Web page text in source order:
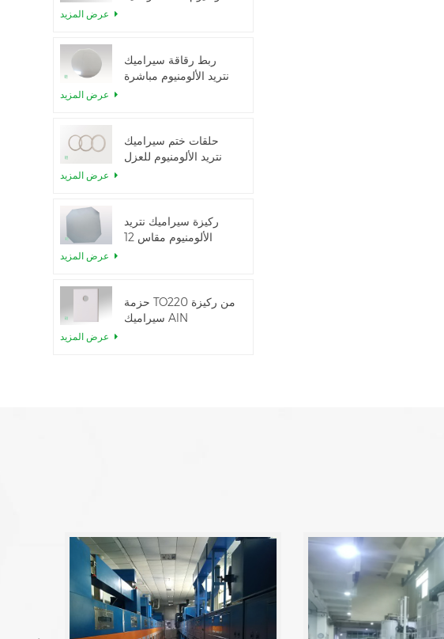
ربط رقاقة سيراميك
نتريد الألومنيوم مباشرة
حلقات ختم سيراميك
نتريد الألومنيوم للعزل
ركيزة سيراميك نتريد
الألومنيوم مقاس 12
حزمة TO220 من ركيزة
سيراميك AlN